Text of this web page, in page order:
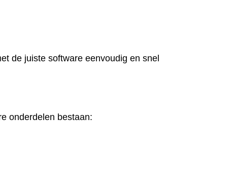
de juiste software eenvoudig en snel
onderdelen bestaan: